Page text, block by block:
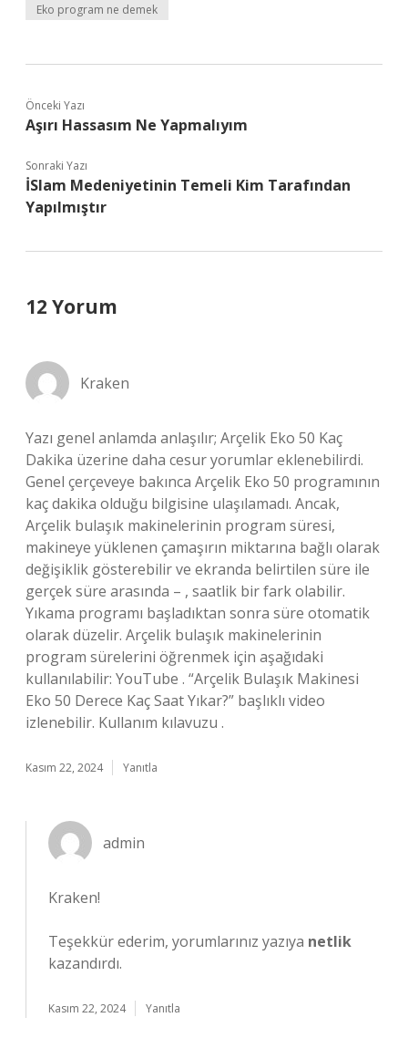
Eko program ne demek
Önceki Yazı
Aşırı Hassasım Ne Yapmalıyım
Sonraki Yazı
İSlam Medeniyetinin Temeli Kim Tarafından
Yapılmıştır
12 Yorum
Kraken
Yazı genel anlamda anlaşılır; Arçelik Eko 50 Kaç
Dakika üzerine daha cesur yorumlar eklenebilirdi.
Genel çerçeveye bakınca Arçelik Eko 50 programının
kaç dakika olduğu bilgisine ulaşılamadı. Ancak,
Arçelik bulaşık makinelerinin program süresi,
makineye yüklenen çamaşırın miktarına bağlı olarak
değişiklik gösterebilir ve ekranda belirtilen süre ile
gerçek süre arasında – , saatlik bir fark olabilir.
Yıkama programı başladıktan sonra süre otomatik
olarak düzelir. Arçelik bulaşık makinelerinin
program sürelerini öğrenmek için aşağıdaki
kullanılabilir: YouTube . “Arçelik Bulaşık Makinesi
Eko 50 Derece Kaç Saat Yıkar?” başlıklı video
izlenebilir. Kullanım kılavuzu .
Kasım 22, 2024 Yanıtla
admin
Kraken!
Teşekkür ederim, yorumlarınız yazıya netlik
kazandırdı.
Kasım 22, 2024 Yanıtla